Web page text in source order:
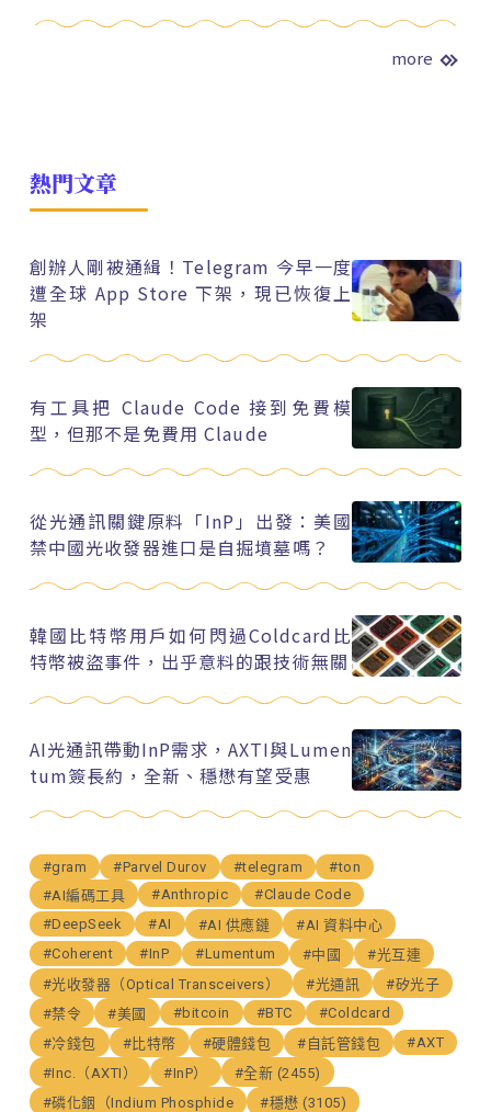
more
熱門文章
創辦人剛被通緝！Telegram 今早一度
遭全球 App Store 下架，現已恢復上
架
有工具把 Claude Code 接到免費模
型，但那不是免費用 Claude
從光通訊關鍵原料「InP」出發：美國
禁中國光收發器進口是自掘墳墓嗎？
韓國比特幣用戶如何閃過Coldcard比
特幣被盜事件，出乎意料的跟技術無關
AI光通訊帶動InP需求，AXTI與Lumen
tum簽長約，全新、穩懋有望受惠
#gram #Parvel Durov #telegram
#ton
#AI編碼工具
#Anthropic
#Claude Code
#DeepSeek
#AI #AI 供應鏈
#AI 資料中心
#Coherent
#InP #Lumentum #中國
#光互連
#光收發器（Optical Transceivers）
#光通訊
#矽光子
#禁令
#美國 #bitcoin #BTC
#Coldcard
#冷錢包
#比特幣 #硬體錢包 #自託管錢包
#AXT
#Inc.（AXTI）
#InP）
#全新 (2455)
#磷化銦（Indium Phosphide
#穩懋 (3105)